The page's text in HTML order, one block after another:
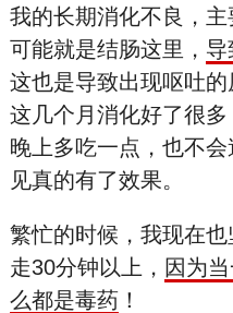
我的长期消化不良，
可能就是结肠这里， 导
这也是导致出现呕吐的
这几个月消化好了很多
晚上多吃一点，也不
见真的有了效果。
繁忙的时候，我现在
走30分钟以上， 因为
么都是毒药！